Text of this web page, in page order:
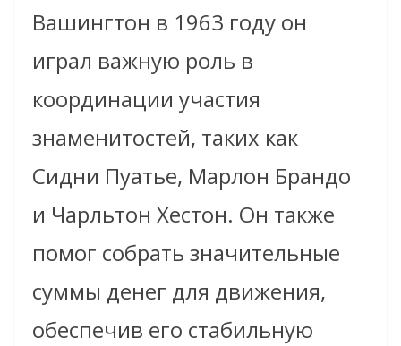
Вашингтон в 1963 году он
играл важную роль в
координации участия
знаменитостей, таких как
Сидни Пуатье, Марлон Брандо
и Чарльтон Хестон. Он также
помог собрать значительные
суммы денег для движения,
обеспечив его стабильную